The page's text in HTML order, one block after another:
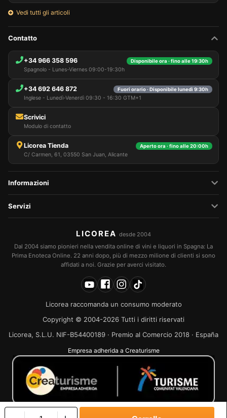
Vedi tutti gli articoli
Contatto
+34 966 358 596 Disponibile ora · fino alle 19:30h
Spagnolo - Lunes-Viernes 09:00-19:30h
+34 692 646 872 Fuori orario · Disponibile lunedì 9:30h
Inglese - Lunedì-Venerdì 09:30 - 16:30 GTM+1
Scrivici
Modulo di contatto
Licorea Tienda Aperto ora · fino alle 20:00h
C/ Carmen, 61, 03550 San Juan, Alicante
Informazioni
Servizi
LICOREA desde 2004
Dal 2004 siamo pionieri nella vendita online di vini e liquori in Spagna: La
Prima Enoteca Online. 22 anni dopo, più di mezzo milione di clienti si sono
affidati a noi. Grazie per averci visitato.
Licorea raccomanda un consumo moderato
Copyright © 2004-2026 Tutti i diritti riservati
Licorea, S.L.U. NIF-B54400189 · Premio al Comercio 2018 · España
Empresa adherida a Creaturisme